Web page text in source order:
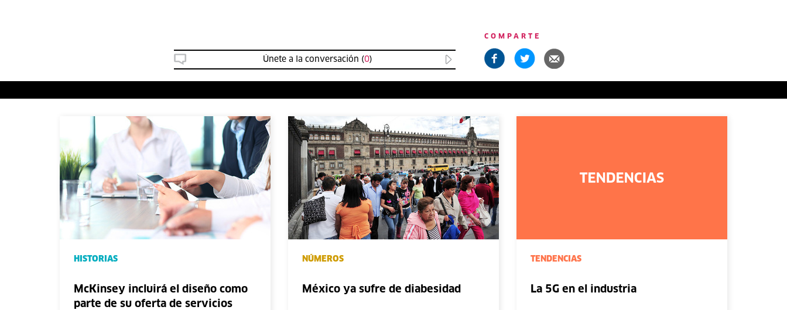
Únete a la conversación (0)
COMPARTE
HISTORIAS
McKinsey incluirá el diseño como
parte de su oferta de servicios
NÚMEROS
México ya sufre de diabesidad
TENDENCIAS
La 5G en el industria